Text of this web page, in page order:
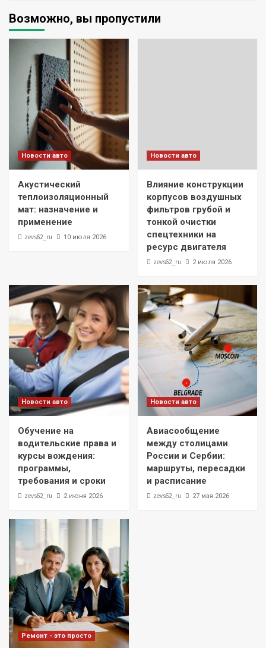
Возможно, вы пропустили
Новости авто
Акустический
теплоизоляционный
мат: назначение и
применение
zevs62_ru 10 июля 2026
Новости авто
Влияние конструкции
корпусов воздушных
фильтров грубой и
тонкой очистки
спецтехники на
ресурс двигателя
zevs62_ru 2 июля 2026
Новости авто
Обучение на
водительские права и
курсы вождения:
программы,
требования и сроки
zevs62_ru 2 июня 2026
Новости авто
Авиасообщение
между столицами
России и Сербии:
маршруты, пересадки
и расписание
zevs62_ru 27 мая 2026
Ремонт - это просто